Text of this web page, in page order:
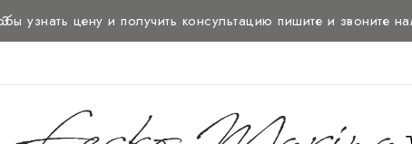
цену иполучить консультациюпишите и звоните нам: